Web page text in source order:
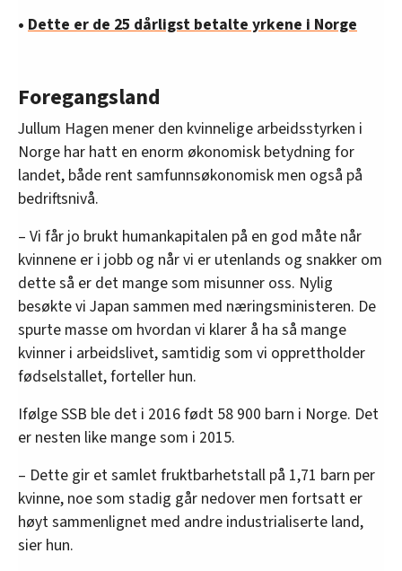
• Dette er de 25 dårligst betalte yrkene i Norge
Foregangsland
Jullum Hagen mener den kvinnelige arbeidsstyrken i
Norge har hatt en enorm økonomisk betydning for
landet, både rent samfunnsøkonomisk men også på
bedriftsnivå.
– Vi får jo brukt humankapitalen på en god måte når
kvinnene er i jobb og når vi er utenlands og snakker om
dette så er det mange som misunner oss. Nylig
besøkte vi Japan sammen med næringsministeren. De
spurte masse om hvordan vi klarer å ha så mange
kvinner i arbeidslivet, samtidig som vi opprettholder
fødselstallet, forteller hun.
Ifølge SSB ble det i 2016 født 58 900 barn i Norge. Det
er nesten like mange som i 2015.
– Dette gir et samlet fruktbarhetstall på 1,71 barn per
kvinne, noe som stadig går nedover men fortsatt er
høyt sammenlignet med andre industrialiserte land,
sier hun.